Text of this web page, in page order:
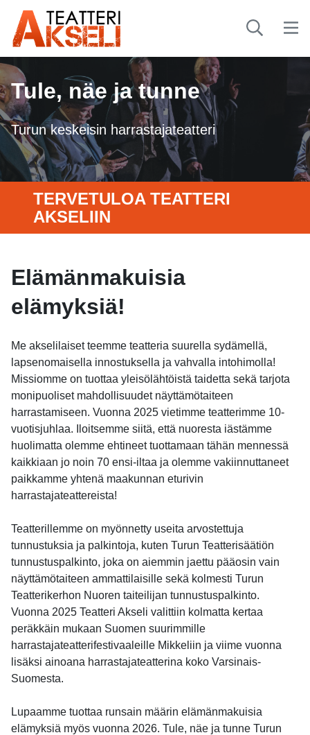
Tule, näe ja tunne
Turun keskeisin harrastajateatteri
TERVETULOA TEATTERI
AKSELIIN
Elämänmakuisia
elämyksiä!
Me akselilaiset teemme teatteria suurella sydämellä,
lapsenomaisella innostuksella ja vahvalla intohimolla!
Missiomme on tuottaa yleisölähtöistä taidetta sekä tarjota
monipuoliset mahdollisuudet näyttämötaiteen
harrastamiseen. Vuonna 2025 vietimme teatterimme 10-
vuotisjuhlaa. Iloitsemme siitä, että nuoresta iästämme
huolimatta olemme ehtineet tuottamaan tähän mennessä
kaikkiaan jo noin 70 ensi-iltaa ja olemme vakiinnuttaneet
paikkamme yhtenä maakunnan eturivin
harrastajateattereista!
Teatterillemme on myönnetty useita arvostettuja
tunnustuksia ja palkintoja, kuten Turun Teatterisäätiön
tunnustuspalkinto, joka on aiemmin jaettu pääosin vain
näyttämötaiteen ammattilaisille sekä kolmesti Turun
Teatterikerhon Nuoren taiteilijan tunnustuspalkinto.
Vuonna 2025 Teatteri Akseli valittiin kolmatta kertaa
peräkkäin mukaan Suomen suurimmille
harrastajateatterifestivaaleille Mikkeliin ja viime vuonna
lisäksi ainoana harrastajateatterina koko Varsinais-
Suomesta.
Lupaamme tuottaa runsain määrin elämänmakuisia
elämyksiä myös vuonna 2026. Tule, näe ja tunne Turun